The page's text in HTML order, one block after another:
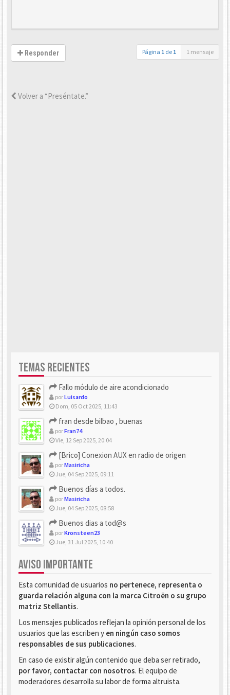
Responder Página 1 de 1 1 mensaje
Volver a “Preséntate.”
TEMAS RECIENTES
Fallo módulo de aire acondicionado
porLuisardo
Dom, 05 Oct 2025, 11:43
fran desde bilbao , buenas
porFran74
Vie, 12 Sep 2025, 20:04
[Brico] Conexion AUX en radio de origen
porMasiricha
Jue, 04 Sep 2025, 09:11
Buenos días a todos.
porMasiricha
Jue, 04 Sep 2025, 08:58
Buenos dias a tod@s
porKronsteen23
Jue, 31 Jul 2025, 10:40
AVISO IMPORTANTE
Esta comunidad de usuarios no pertenece, representa o
guarda relación alguna con la marca Citroën o su grupo
matriz Stellantis.
Los mensajes publicados reflejan la opinión personal de los
usuarios que las escriben y en ningún caso somos
responsables de sus publicaciones.
En caso de existir algún contenido que deba ser retirado,
por favor, contactar con nosotros. El equipo de
moderadores desarrolla su labor de forma altruista.